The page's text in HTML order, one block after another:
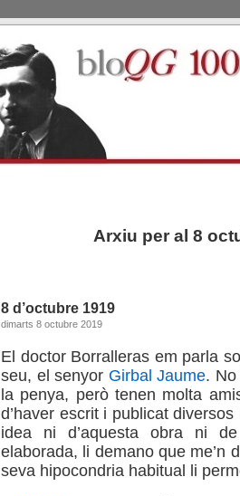
Arxiu per al 8
8 d’octubre 1919
dimarts 8 octubre 2019
El doctor Borralleras em parla
seu, el senyor Girbal Jaume.
la penya, però tenen molta
d’haver escrit i publicat
idea ni d’aquesta obra ni
elaborada, li demano que me’n
seva hipocondria habitual li